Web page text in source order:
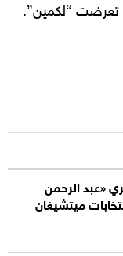
تعرضت “لكمين”.
«عبد الرحمن
ميتشيغان